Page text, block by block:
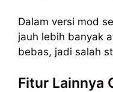
Dalam versi mod
jauh lebih banyak
bebas, jadi salah
Fitur Lainnya